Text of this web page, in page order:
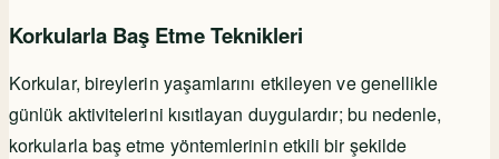
Korkularla Baş Etme Teknikleri
Korkular, bireylerin yaşamlarını etkileyen ve genellikle
günlük aktivitelerini kısıtlayan duygulardır; bu nedenle,
korkularla baş etme yöntemlerinin etkili bir şekilde